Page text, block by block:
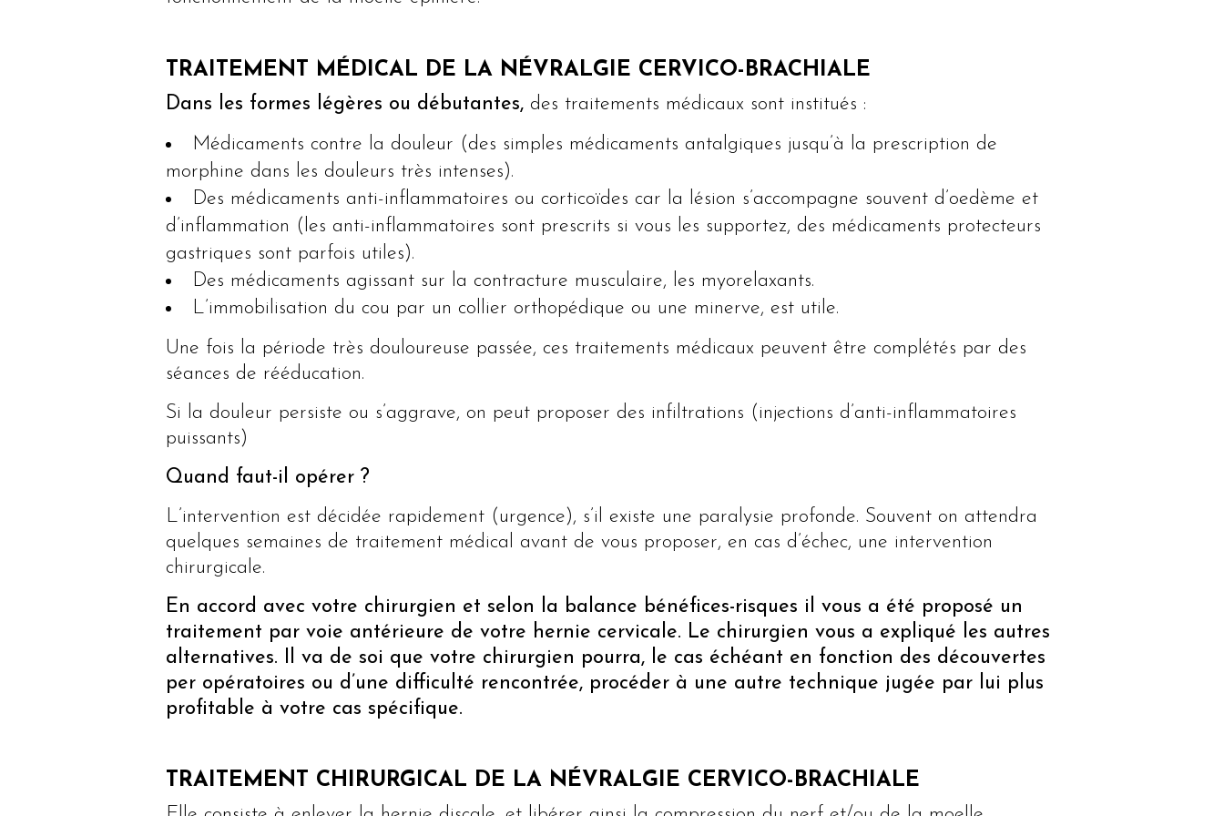
TRAITEMENT MÉDICAL DE LA NÉVRALGIE CERVICO-BRACHIALE
Dans les formes légères ou débutantes, des traitements médicaux sont institués :
Médicaments contre la douleur (des simples médicaments antalgiques jusqu’à la prescription de
morphine dans les douleurs très intenses).
Des médicaments anti-inflammatoires ou corticoïdes car la lésion s’accompagne souvent d’oedème et
d’inflammation (les anti-inflammatoires sont prescrits si vous les supportez, des médicaments protecteurs
gastriques sont parfois utiles).
Des médicaments agissant sur la contracture musculaire, les myorelaxants.
L’immobilisation du cou par un collier orthopédique ou une minerve, est utile.
Une fois la période très douloureuse passée, ces traitements médicaux peuvent être complétés par des
séances de rééducation.
Si la douleur persiste ou s’aggrave, on peut proposer des infiltrations (injections d’anti-inflammatoires
puissants)
Quand faut-il opérer ?
L’intervention est décidée rapidement (urgence), s’il existe une paralysie profonde. Souvent on attendra
quelques semaines de traitement médical avant de vous proposer, en cas d’échec, une intervention
chirurgicale.
En accord avec votre chirurgien et selon la balance bénéfices-risques il vous a été proposé un
traitement par voie antérieure de votre hernie cervicale. Le chirurgien vous a expliqué les autres
alternatives. Il va de soi que votre chirurgien pourra, le cas échéant en fonction des découvertes
per opératoires ou d’une difficulté rencontrée, procéder à une autre technique jugée par lui plus
profitable à votre cas spécifique.
TRAITEMENT CHIRURGICAL DE LA NÉVRALGIE CERVICO-BRACHIALE